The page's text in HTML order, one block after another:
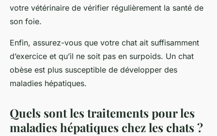
votre vétérinaire de vérifier régulièrement la santé de
son foie.
Enfin, assurez-vous que votre chat ait suffisamment
d’exercice et qu’il ne soit pas en surpoids. Un chat
obèse est plus susceptible de développer des
maladies hépatiques.
Quels sont les traitements pour les
maladies hépatiques chez les chats ?